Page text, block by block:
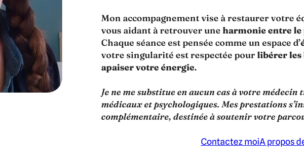
Mon accompagnement vise à restaurer votre
vous aidant à retrouver une harmonie entre le
Chaque séance est pensée comme un espace d’
votre singularité est respectée pourlibérer les
apaiser votre énergie.
Je ne me substitue en aucun cas à votre
médicaux et psychologiques. Mes prestations
complémentaire, destinée à soutenir votre
Contactez moiA propos